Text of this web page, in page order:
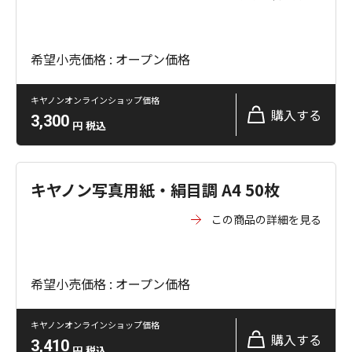
希望小売価格 : オープン価格
キヤノンオンラインショップ価格
3,300 円 税込
購入する
キヤノン写真用紙・絹目調 A4 50枚
この商品の詳細を見る
希望小売価格 : オープン価格
キヤノンオンラインショップ価格
3,410 購入する